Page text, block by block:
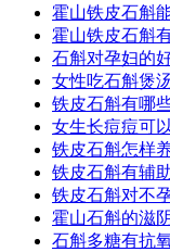
霍山铁皮石斛
霍山铁皮石斛
石斛对孕妇的
女性吃石斛煲
铁皮石斛有哪
女生长痘痘可
铁皮石斛怎样
铁皮石斛有辅
铁皮石斛对不
霍山石斛的滋
石斛多糖有抗